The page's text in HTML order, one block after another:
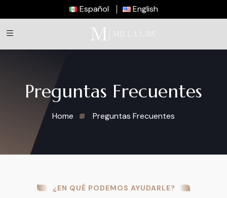
Español English
Preguntas Frecuentes
Home Preguntas Frecuentes
¿EN QUÉ PODEMOS AYUDARLE?